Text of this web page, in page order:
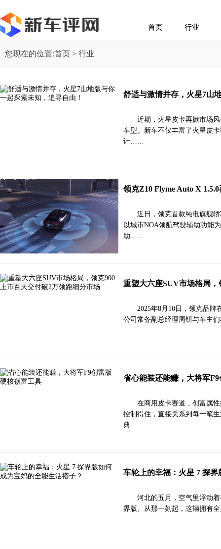
首页 行业
您现在的位置:首页 > 行业
舒适与激情并存，火星7山
近期，火星皮卡再掀市场
车型。新车不仅丰富了火星皮
计……
领克Z10 Flyme Auto X
近日，领克首款纯电旗舰
以城市NOA领航驾驶辅助功能
助……
重塑大六座SUV市场格局
2025年8月10日，领克品
公司常务副总经理周钘与车主
省心能装还能赚，大将军
在商用皮卡赛道，创富属
控制得住，直接关系到每一笔
典……
车轮上的幸福：火星 7 探
河北的五月，空气里浮动
界版。从那一刻起，这辆拥有